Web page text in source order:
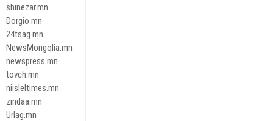
shinezar.mn
Dorgio.mn
24tsag.mn
NewsMongolia.mn
newspress.mn
tovch.mn
niisleltimes.mn
zindaa.mn
Urlag.mn